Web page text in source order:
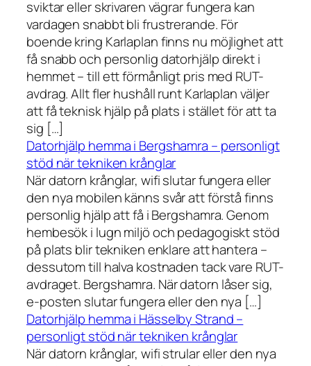
sviktar eller skrivaren vägrar fungera kan
vardagen snabbt bli frustrerande. För
boende kring Karlaplan finns nu möjlighet att
få snabb och personlig datorhjälp direkt i
hemmet – till ett förmånligt pris med RUT-
avdrag. Allt fler hushåll runt Karlaplan väljer
att få teknisk hjälp på plats i stället för att ta
sig […]
Datorhjälp hemma i Bergshamra – personligt
stöd när tekniken krånglar
När datorn krånglar, wifi slutar fungera eller
den nya mobilen känns svår att förstå finns
personlig hjälp att få i Bergshamra. Genom
hembesök i lugn miljö och pedagogiskt stöd
på plats blir tekniken enklare att hantera –
dessutom till halva kostnaden tack vare RUT-
avdraget. Bergshamra. När datorn låser sig,
e-posten slutar fungera eller den nya […]
Datorhjälp hemma i Hässelby Strand –
personligt stöd när tekniken krånglar
När datorn krånglar, wifi strular eller den nya